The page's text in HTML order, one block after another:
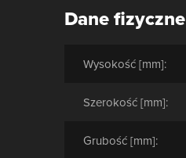
Dane fizyczne
Wysokość [mm]:
Szerokość [mm]:
Grubość [mm]: